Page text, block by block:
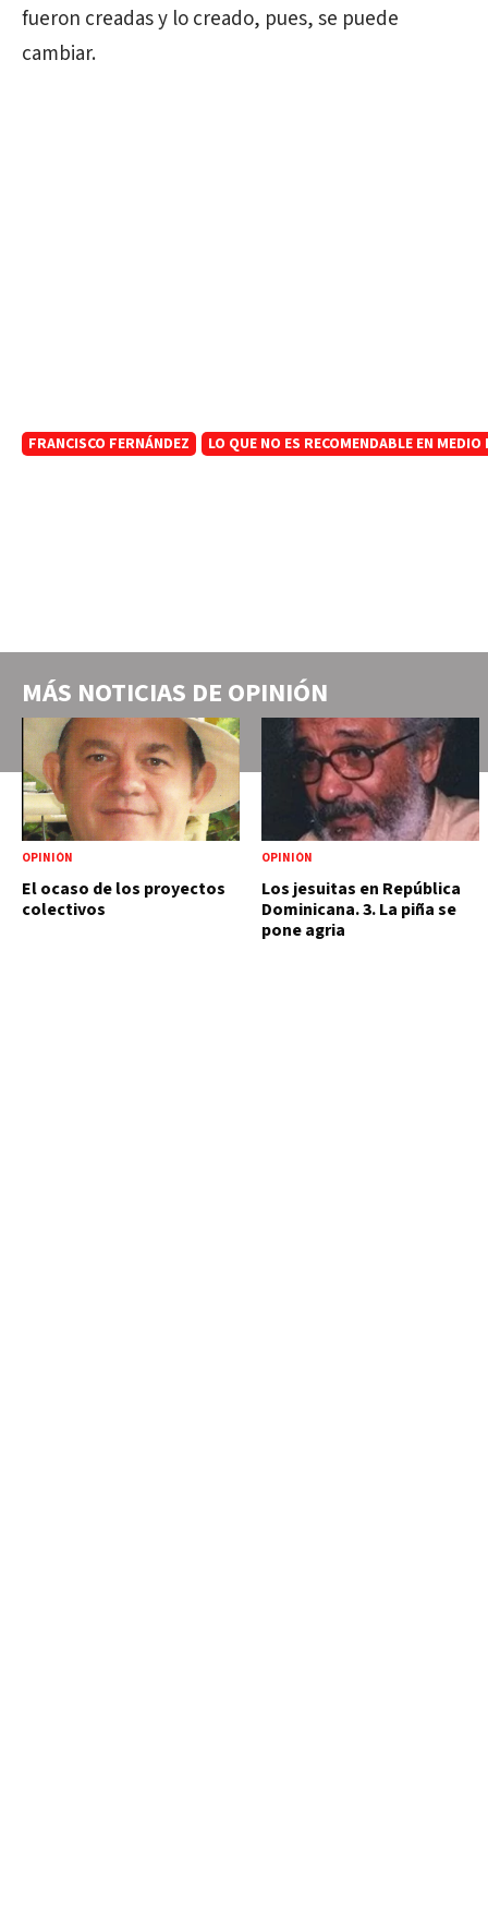
fueron creadas y lo creado, pues, se puede
cambiar.
FRANCISCO FERNÁNDEZ LO QUE NO ES RECOMENDABLE EN MEDIO
MÁS NOTICIAS DE OPINIÓN
OPINIÓN
El ocaso de los proyectos
colectivos
OPINIÓN
Los jesuitas en República
Dominicana. 3. La piña se
pone agria